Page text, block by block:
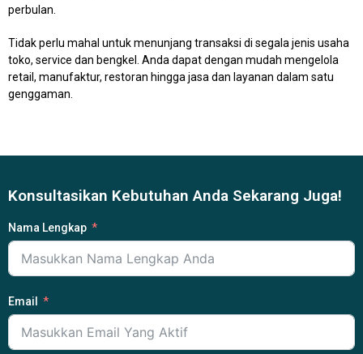
perbulan.
Tidak perlu mahal untuk menunjang transaksi di segala jenis usaha
toko, service dan bengkel. Anda dapat dengan mudah mengelola
retail, manufaktur, restoran hingga jasa dan layanan dalam satu
genggaman.
Konsultasikan Kebutuhan Anda Sekarang Juga!
Nama Lengkap
Email